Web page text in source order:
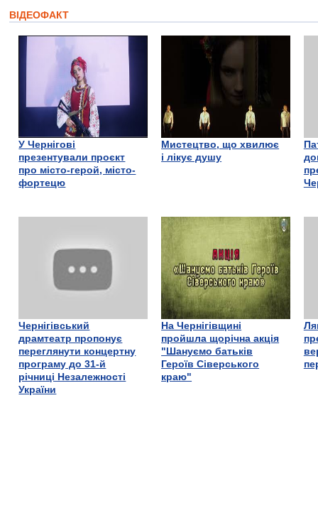
ВІДЕОФАКТ
У Чернігові
презентували проєкт
про місто-герой, місто-
фортецю
Мистецтво, що хвилює
і лікує душу
Чернігівський
драмтеатр пропонує
переглянути концертну
програму до 31-й
річниці Незалежності
України
На Чернігівщині
пройшла щорічна акція
"Шануємо батьків
Героїв Сіверського
краю"